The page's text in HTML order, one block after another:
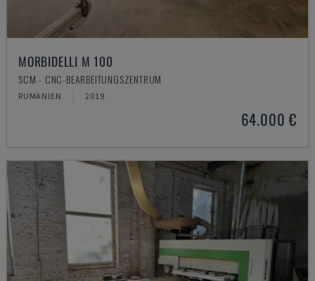
MORBIDELLI M 100
SCM - CNC-BEARBEITUNGSZENTRUM
RUMÄNIEN 2019
64.000 €